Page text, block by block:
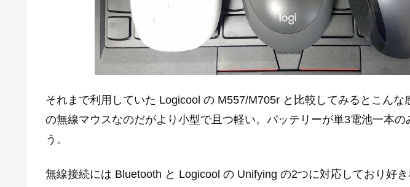
それまで利用していた Logicool の M557/M705r と比較してみるとこんな
の無線マウスなのだがより小型で且つ軽い。バッテリーが単3電池一本の
う。
無線接続には Bluetooth と Logicool の Unifying の2つに対応しており好き